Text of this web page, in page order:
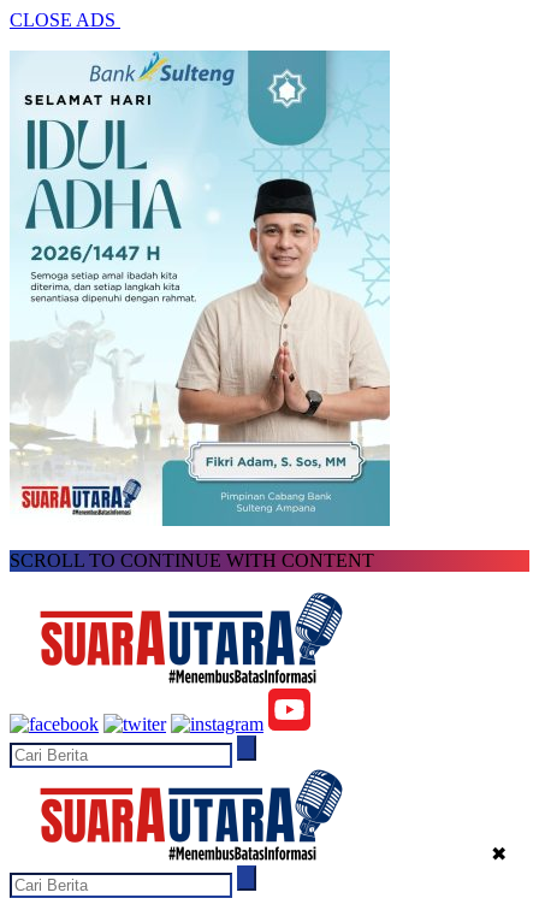
CLOSE ADS
SCROLL TO CONTINUE WITH CONTENT
✖